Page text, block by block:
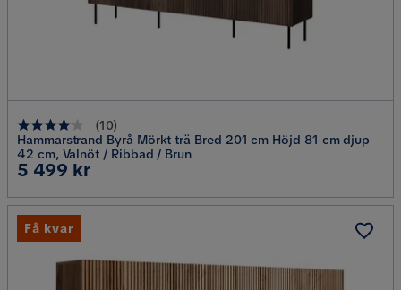
(10)
Hammarstrand Byrå Mörkt trä Bred 201 cm Höjd 81 cm djup
42 cm, Valnöt / Ribbad / Brun
Pris
5 499 kr
Få kvar